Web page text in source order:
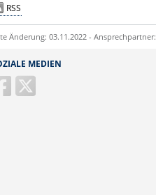
RSS
Änderung: 03.11.2022 - Ansprechpartner:
E-Mailadresse:
MEDIEN